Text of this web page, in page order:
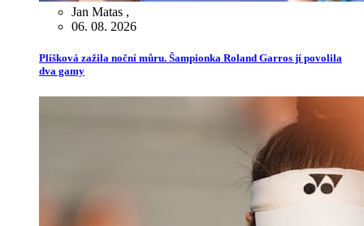
Jan Matas ,
06. 08. 2026
Plíšková zažila noční můru. Šampionka Roland Garros jí povolila
dva gamy